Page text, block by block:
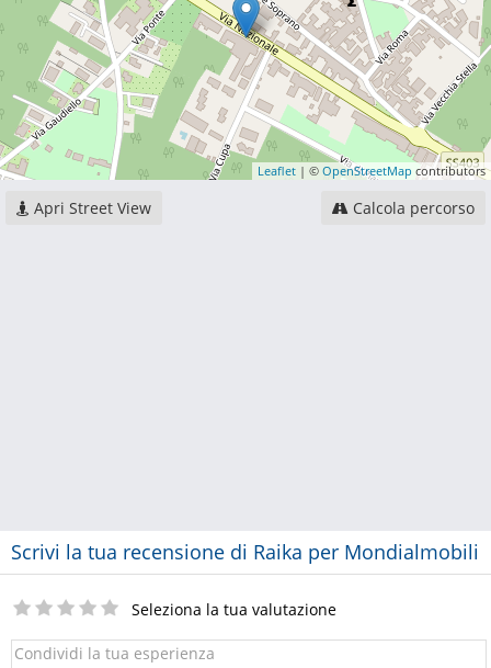
Leaflet | © OpenStreetMap contributors
Apri Street View Calcola percorso
Scrivi la tua recensione di Raika per Mondialmobili
Seleziona la tua valutazione